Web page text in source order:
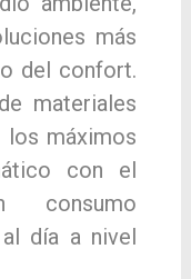
más
del confort.
materiales
los máximos
con el
consumo
día a nivel